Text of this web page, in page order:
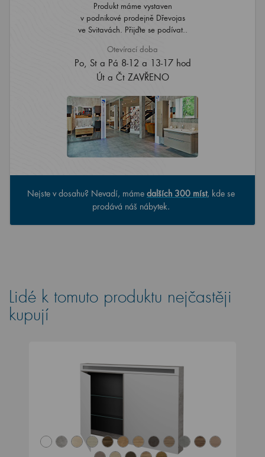
Produkt máme vystaven
v podnikové prodejně Dřevojas
ve Svitavách. Přijďte se podívat..
Otevírací doba
Po, St a Pá 8-12 a 13-17 hod
Út a Čt ZAVŘENO
Nejste v dosahu? Nevadí, máme dalších 300 míst, kde se
prodává náš nábytek.
Lidé k tomuto produktu nejčastěji
kupují